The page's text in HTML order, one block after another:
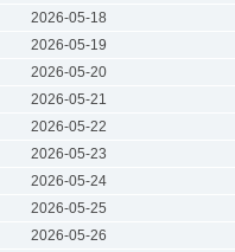
2026-05-18
2026-05-19
2026-05-20
2026-05-21
2026-05-22
2026-05-23
2026-05-24
2026-05-25
2026-05-26